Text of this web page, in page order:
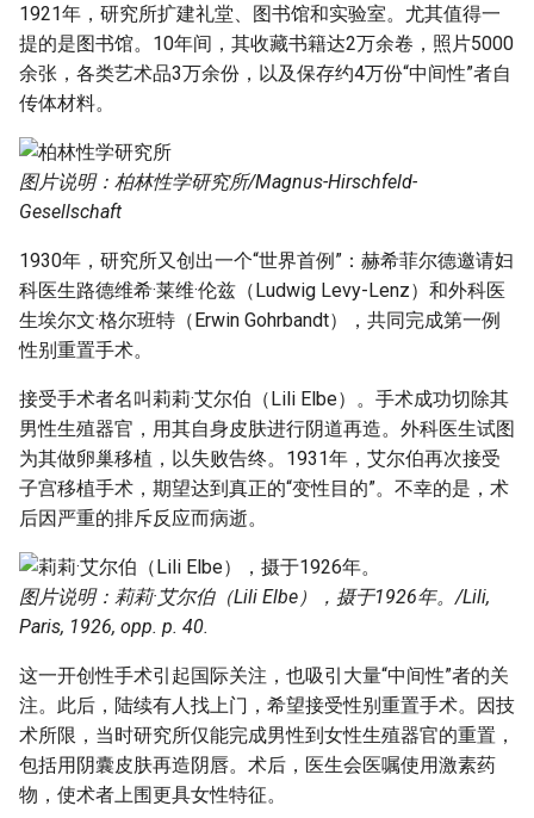
1921年，研究所扩建礼堂、图书馆和实验室。尤其值得一
提的是图书馆。10年间，其收藏书籍达2万余卷，照片5000
余张，各类艺术品3万余份，以及保存约4万份“中间性”者自
传体材料。
图片说明：柏林性学研究所/Magnus-Hirschfeld-
Gesellschaft
1930年，研究所又创出一个“世界首例”：赫希菲尔德邀请妇
科医生路德维希·莱维·伦兹（Ludwig Levy-Lenz）和外科医
生埃尔文·格尔班特（Erwin Gohrbandt），共同完成第一例
性别重置手术。
接受手术者名叫莉莉·艾尔伯（Lili Elbe）。手术成功切除其
男性生殖器官，用其自身皮肤进行阴道再造。外科医生试图
为其做卵巢移植，以失败告终。1931年，艾尔伯再次接受
子宫移植手术，期望达到真正的“变性目的”。不幸的是，术
后因严重的排斥反应而病逝。
图片说明：莉莉·艾尔伯（Lili Elbe），摄于1926年。/Lili,
Paris, 1926, opp. p. 40.
这一开创性手术引起国际关注，也吸引大量“中间性”者的关
注。此后，陆续有人找上门，希望接受性别重置手术。因技
术所限，当时研究所仅能完成男性到女性生殖器官的重置，
包括用阴囊皮肤再造阴唇。术后，医生会医嘱使用激素药
物，使术者上围更具女性特征。